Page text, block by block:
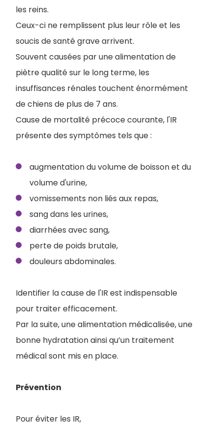
les reins.
Ceux-ci ne remplissent plus leur rôle et les
soucis de santé grave arrivent.
Souvent causées par une alimentation de
piètre qualité sur le long terme, les
insuffisances rénales touchent énormément
de chiens de plus de 7 ans.
Cause de mortalité précoce courante, l'IR
présente des symptômes tels que :
augmentation du volume de boisson et du
volume d'urine,
vomissements non liés aux repas,
sang dans les urines,
diarrhées avec sang,
perte de poids brutale,
douleurs abdominales.
Identifier la cause de l'IR est indispensable
pour traiter efficacement.
Par la suite, une alimentation médicalisée, une
bonne hydratation ainsi qu’un traitement
médical sont mis en place.
Prévention
Pour éviter les IR,